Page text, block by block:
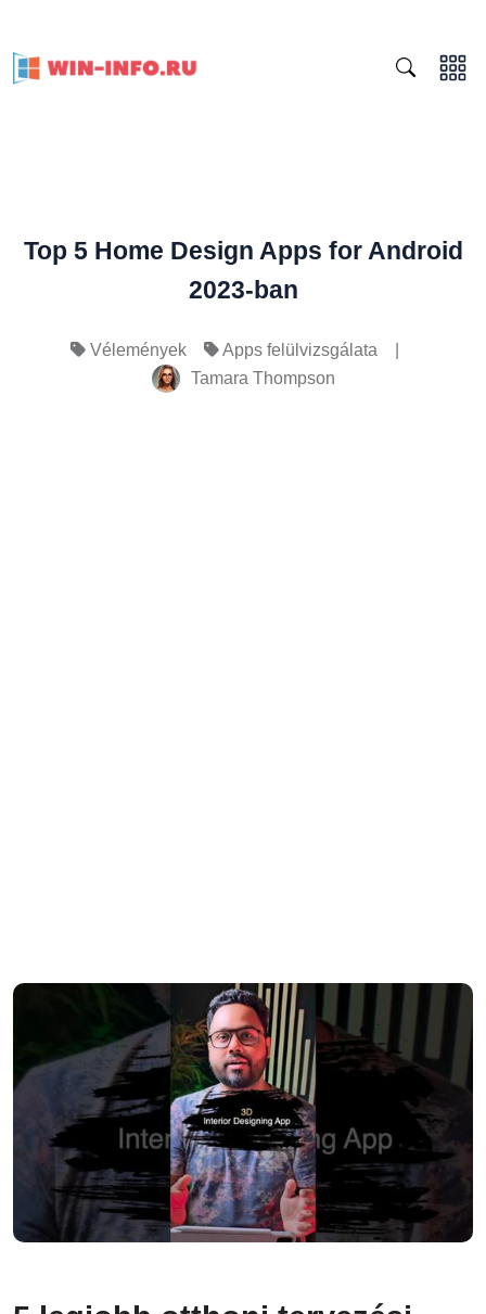
Top 5 Home Design Apps for Android
2023-ban
Vélemények Apps felülvizsgálata
Tamara Thompson